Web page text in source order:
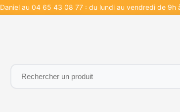
Daniel au 04 65 43 08 77 : du lundi au vendredi de 9h